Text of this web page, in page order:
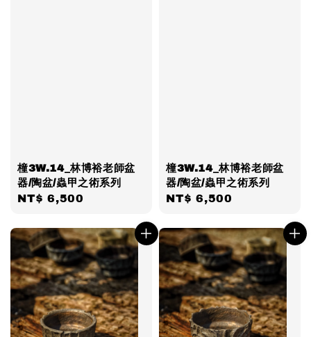
橦3W.14_林博裕老師盆
器/陶盆/蟲甲之術系列
Regular
NT$ 6,500
橦3W.14_林博裕老師盆
器/陶盆/蟲甲之術系列
Regular
NT$ 6,500